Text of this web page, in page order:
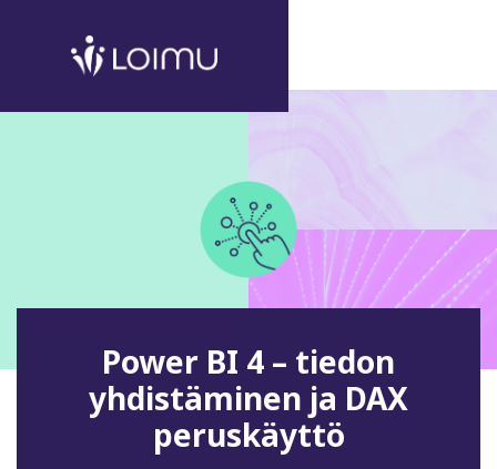
Power BI 4 – tiedon
yhdistäminen ja DAX
peruskäyttö